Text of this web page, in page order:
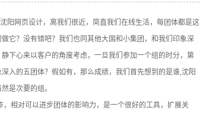
阳网页设计，离我们很近，简直我们在线生活，每团体都是这
它？没有错吧？我们也同其他大国和小集团，和我们印象深
下心来以客户的角度考虑，一旦我们参加一个组的时分，第
入的五团体？假如有，那么成绩，我们首先想到的是谁,沈阳
是次要的组。
相对可以进步团体的影响力，是一个很好的工具，扩展关